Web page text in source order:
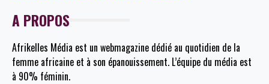
A PROPOS
Afrikelles Média est un webmagazine dédié au quotidien de la
femme africaine et à son épanouissement. L’équipe du média est
à 90% féminin.